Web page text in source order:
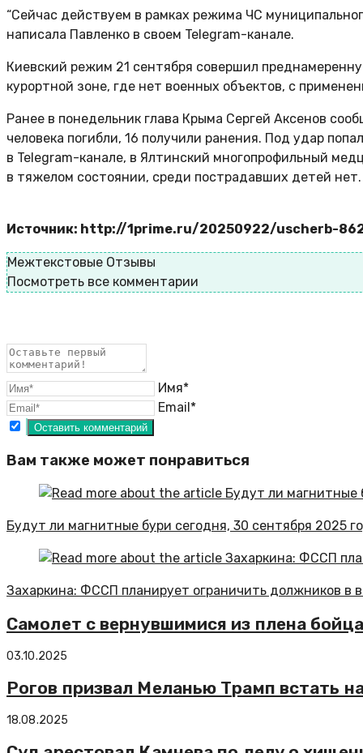
“Сейчас действуем в рамках режима ЧС
написала Павленко в своем Telegram-канале.
Киевский режим 21 сентября совершил
курортной зоне, где нет военных объектов, с
Ранее в понедельник глава Крыма Сергей Аксенов
человека погибли, 16 получили ранения. Под удар
в Telegram-канале, в Ялтинский многопрофильный
в тяжелом состоянии, среди пострадавших детей нет.
Источник: http://1prime.ru/20250922/uscherb-
Межтекстовые Отзывы
Посмотреть все комментарии
Имя*
Email*
Вам также может понравиться
Будут ли магнитные бури сегодня, 30 сентября 2025
Захаркина: ФССП планирует ограничить должников в
Самолет с вернувшимися из плена
03.10.2025
Рогов призвал Меланью Трамп встать
18.08.2025